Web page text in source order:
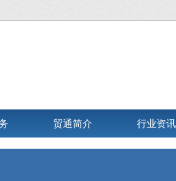
贸通简介 行业资讯